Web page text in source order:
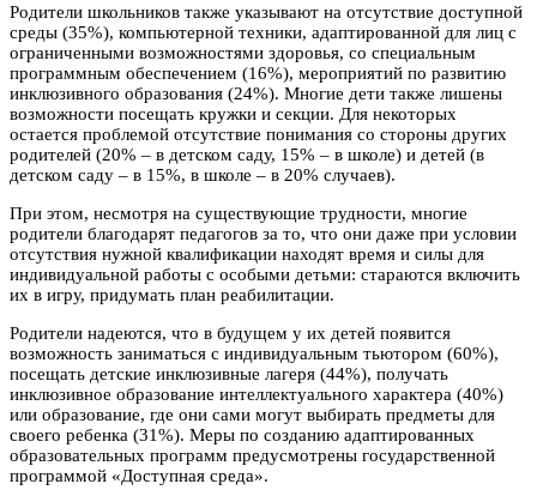
Родители школьников также указывают на отсутствие доступной
среды (35%), компьютерной техники, адаптированной для лиц с
ограниченными возможностями здоровья, со специальным
программным обеспечением (16%), мероприятий по развитию
инклюзивного образования (24%). Многие дети также лишены
возможности посещать кружки и секции. Для некоторых
остается проблемой отсутствие понимания со стороны других
родителей (20% – в детском саду, 15% – в школе) и детей (в
детском саду – в 15%, в школе – в 20% случаев).
При этом, несмотря на существующие трудности, многие
родители благодарят педагогов за то, что они даже при условии
отсутствия нужной квалификации находят время и силы для
индивидуальной работы с особыми детьми: стараются включить
их в игру, придумать план реабилитации.
Родители надеются, что в будущем у их детей появится
возможность заниматься с индивидуальным тьютором (60%),
посещать детские инклюзивные лагеря (44%), получать
инклюзивное образование интеллектуального характера (40%)
или образование, где они сами могут выбирать предметы для
своего ребенка (31%). Меры по созданию адаптированных
образовательных программ предусмотрены государственной
программой «Доступная среда».